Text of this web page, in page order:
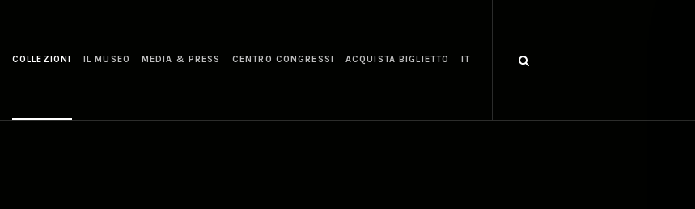
COLLEZIONI IL MUSEO MEDIA & PRESS CENTRO CONGRESSI ACQUISTA BIGLIETTO IT